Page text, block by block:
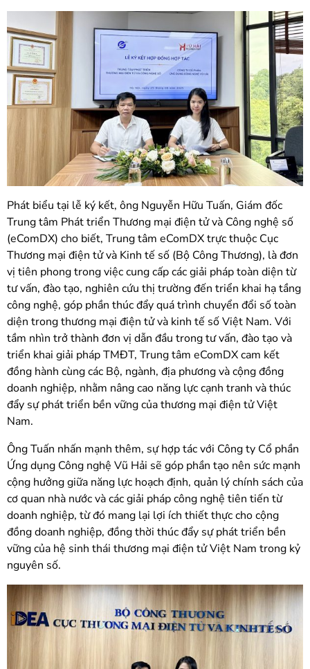
Phát biểu tại lễ ký kết, ông Nguyễn Hữu Tuấn, Giám đốc
Trung tâm Phát triển Thương mại điện tử và Công nghệ số
(eComDX) cho biết, Trung tâm eComDX trực thuộc Cục
Thương mại điện tử và Kinh tế số (Bộ Công Thương), là đơn
vị tiên phong trong việc cung cấp các giải pháp toàn diện từ
tư vấn, đào tạo, nghiên cứu thị trường đến triển khai hạ tầng
công nghệ, góp phần thúc đẩy quá trình chuyển đổi số toàn
diện trong thương mại điện tử và kinh tế số Việt Nam. Với
tầm nhìn trở thành đơn vị dẫn đầu trong tư vấn, đào tạo và
triển khai giải pháp TMĐT, Trung tâm eComDX cam kết
đồng hành cùng các Bộ, ngành, địa phương và cộng đồng
doanh nghiệp, nhằm nâng cao năng lực cạnh tranh và thúc
đẩy sự phát triển bền vững của thương mại điện tử Việt
Nam.
Ông Tuấn nhấn mạnh thêm, sự hợp tác với Công ty Cổ phần
Ứng dụng Công nghệ Vũ Hải sẽ góp phần tạo nên sức mạnh
cộng hưởng giữa năng lực hoạch định, quản lý chính sách của
cơ quan nhà nước và các giải pháp công nghệ tiên tiến từ
doanh nghiệp, từ đó mang lại lợi ích thiết thực cho cộng
đồng doanh nghiệp, đồng thời thúc đẩy sự phát triển bền
vững của hệ sinh thái thương mại điện tử Việt Nam trong kỷ
nguyên số.